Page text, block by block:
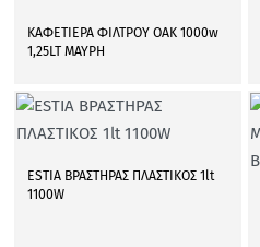
ΚΑΦΕΤΙΕΡΑ ΦΙΛΤΡΟΥ OAK 1000w
1,25LT ΜΑΥΡΗ
ESTIA ΒΡΑΣΤΗΡΑΣ ΠΛΑΣΤΙΚΟΣ 1lt
1100W